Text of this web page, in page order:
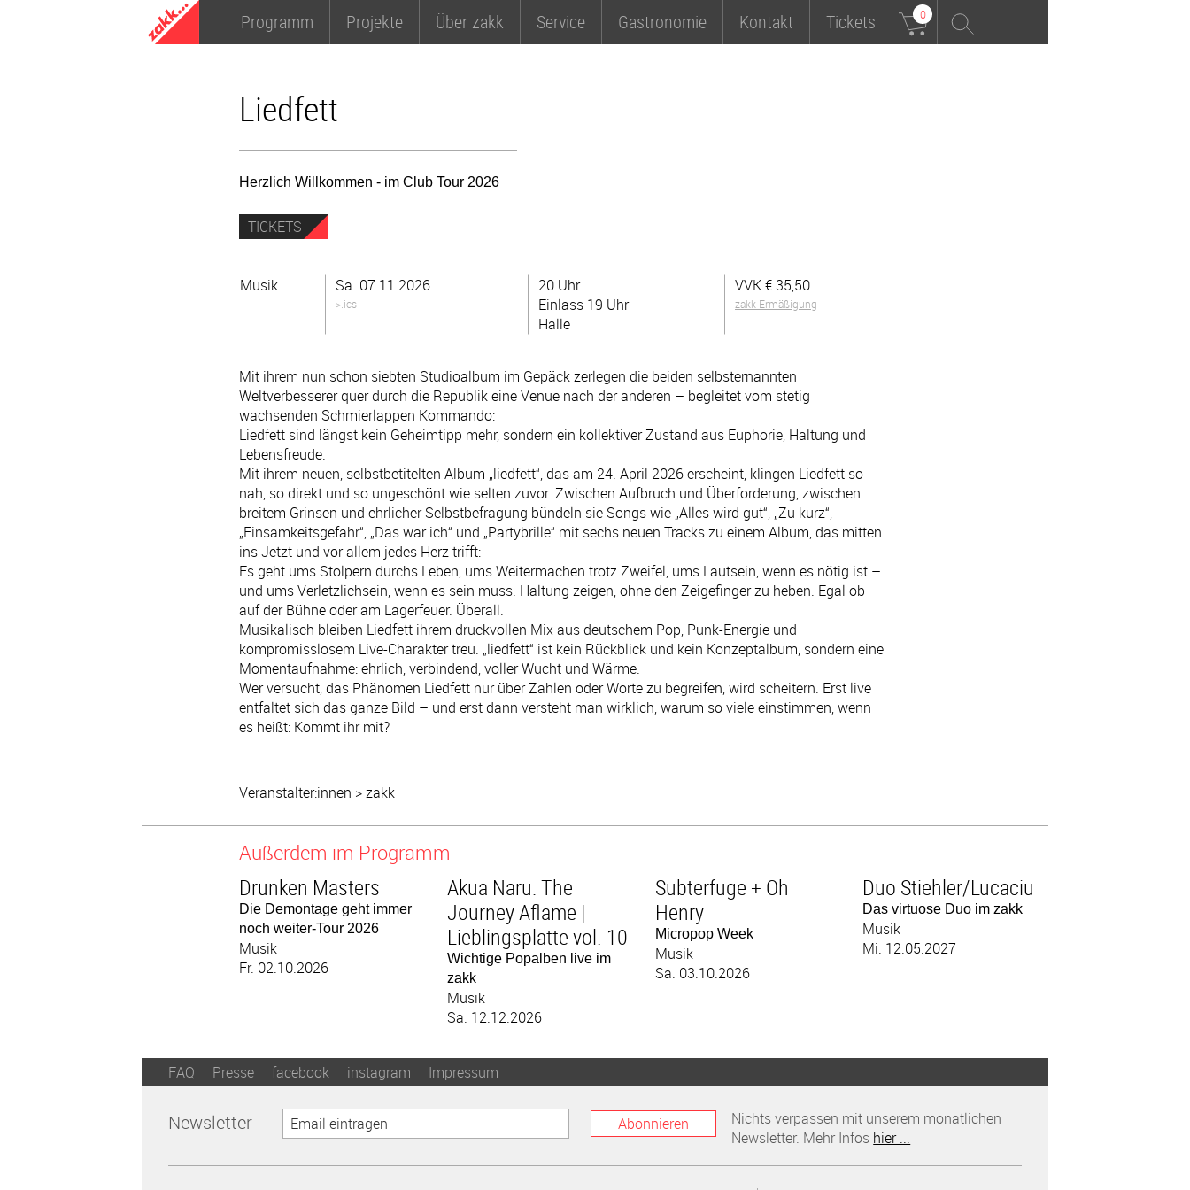
Programm Projekte Über zakk Service Gastronomie Kontakt Tickets 0
Liedfett
Herzlich Willkommen - im Club Tour 2026
TICKETS
Musik Sa. 07.11.2026
>.ics
20 Uhr
Einlass 19 Uhr
Halle
VVK € 35,50
zakk Ermäßigung
Mit ihrem nun schon siebten Studioalbum im Gepäck zerlegen die beiden selbsternannten
Weltverbesserer quer durch die Republik eine Venue nach der anderen – begleitet vom stetig
wachsenden Schmierlappen Kommando:
Liedfett sind längst kein Geheimtipp mehr, sondern ein kollektiver Zustand aus Euphorie, Haltung und
Lebensfreude.
Mit ihrem neuen, selbstbetitelten Album „liedfett“, das am 24. April 2026 erscheint, klingen Liedfett so
nah, so direkt und so ungeschönt wie selten zuvor. Zwischen Aufbruch und Überforderung, zwischen
breitem Grinsen und ehrlicher Selbstbefragung bündeln sie Songs wie „Alles wird gut“, „Zu kurz“,
„Einsamkeitsgefahr“, „Das war ich“ und „Partybrille“ mit sechs neuen Tracks zu einem Album, das mitten
ins Jetzt und vor allem jedes Herz trifft:
Es geht ums Stolpern durchs Leben, ums Weitermachen trotz Zweifel, ums Lautsein, wenn es nötig ist –
und ums Verletzlichsein, wenn es sein muss. Haltung zeigen, ohne den Zeigefinger zu heben. Egal ob
auf der Bühne oder am Lagerfeuer. Überall.
Musikalisch bleiben Liedfett ihrem druckvollen Mix aus deutschem Pop, Punk-Energie und
kompromisslosem Live-Charakter treu. „liedfett“ ist kein Rückblick und kein Konzeptalbum, sondern eine
Momentaufnahme: ehrlich, verbindend, voller Wucht und Wärme.
Wer versucht, das Phänomen Liedfett nur über Zahlen oder Worte zu begreifen, wird scheitern. Erst live
entfaltet sich das ganze Bild – und erst dann versteht man wirklich, warum so viele einstimmen, wenn
es heißt: Kommt ihr mit?
Veranstalter:innen > zakk
Außerdem im Programm
Drunken Masters
Die Demontage geht immer
noch weiter-Tour 2026
Musik
Fr. 02.10.2026
Akua Naru: The
Journey Aflame |
Lieblingsplatte vol. 10
Wichtige Popalben live im
zakk
Musik
Sa. 12.12.2026
Subterfuge + Oh
Henry
Micropop Week
Musik
Sa. 03.10.2026
Duo Stiehler/Lucaciu
Das virtuose Duo im zakk
Musik
Mi. 12.05.2027
FAQ Presse facebook instagram Impressum
Newsletter Abonnieren
Nichts verpassen mit unserem monatlichen
Newsletter. Mehr Infos hier ...